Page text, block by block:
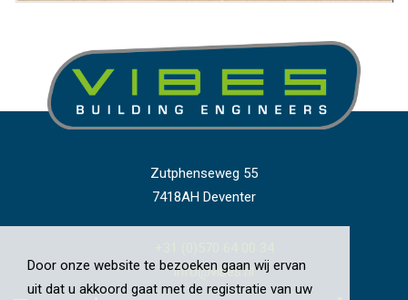
Door onze website te bezoeken gaan wij ervan
uit dat u akkoord gaat met de registratie van uw
Zutphenseweg 55
7418AH Deventer
info@vibes.nl